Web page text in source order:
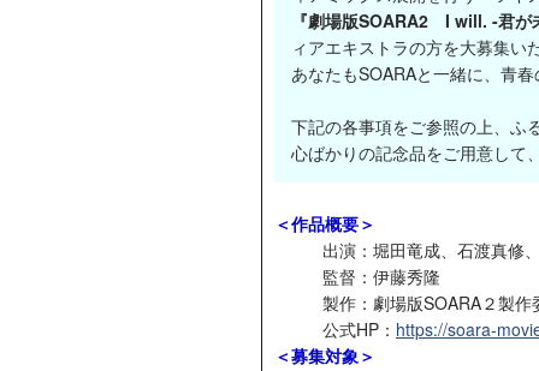
『劇場版SOARA2 I will. -君が
ィアエキストラの方を大募集い
あなたもSOARAと一緒に、青
下記の各事項をご参照の上、ふ
心ばかりの記念品をご用意して
＜作品概要＞
出演：堀田竜成、石渡真修
監督：伊藤秀隆
製作：劇場版SOARA２製作
公式HP： https://soara-
＜募集対象＞